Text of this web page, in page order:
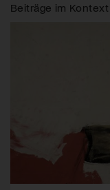
Beiträge im Kontext